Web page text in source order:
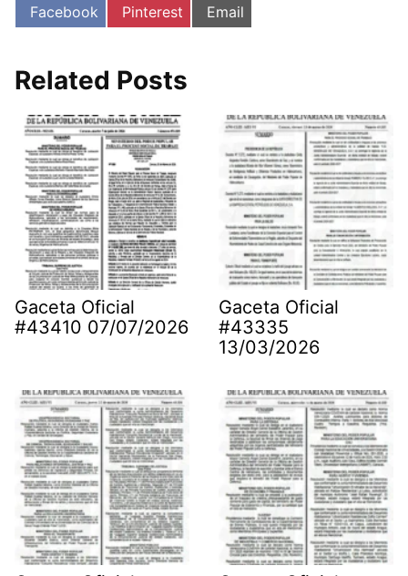
Compartir
en
Facebook
Compartir
en
Pinterest
Compartir
en
Email
Related Posts
Gaceta Oficial
#43410 07/07/2026
Gaceta Oficial
#43335
13/03/2026